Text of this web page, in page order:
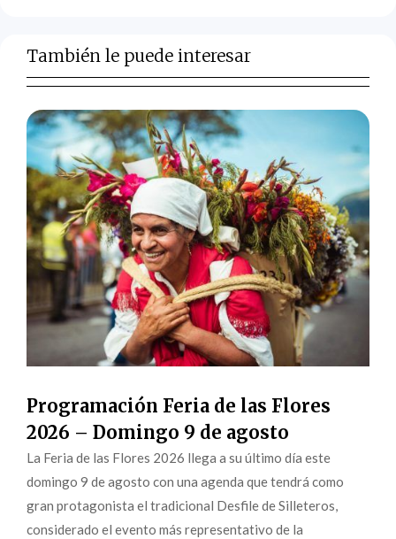
También le puede interesar
Programación Feria de las Flores
2026 – Domingo 9 de agosto
La Feria de las Flores 2026 llega a su último día este
domingo 9 de agosto con una agenda que tendrá como
gran protagonista el tradicional Desfile de Silleteros,
considerado el evento más representativo de la